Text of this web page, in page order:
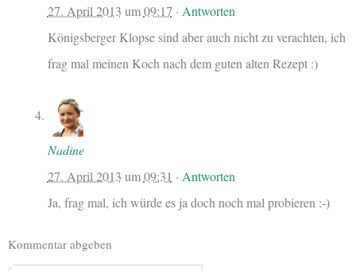
27. April 2013 um09:17 · Antworten
Königsberger Klopse sind aber auch nicht zu verachten, ich
frag mal meinen Koch nach dem guten alten Rezept :)
Nadine
27. April 2013 um09:31 · Antworten
Ja, frag mal, ich würde es ja doch noch mal probieren :-)
Kommentar abgeben